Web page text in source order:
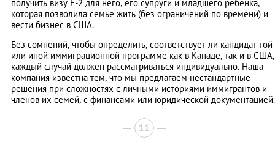
получить визу Е-2 для него, его супруги и младшего ребенка,
которая позволила семье жить (без ограничений по времени) и
вести бизнес в США.
Без сомнений, чтобы определить, соответствует ли кандидат той
или иной иммиграционной программе как в Канаде, так и в США,
каждый случай должен рассматриваться индивидуально. Наша
компания известна тем, что мы предлагаем нестандартные
решения при сложностях с личными историями иммигрантов и
членов их семей, с финансами или юридической документацией.
11